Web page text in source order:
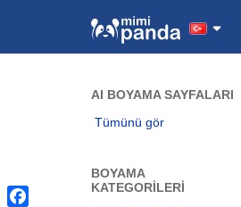
AI BOYAMA SAYFALARI
Tümünü gör
BOYAMA
KATEGORILERI